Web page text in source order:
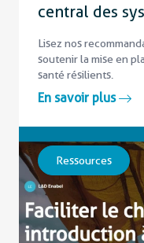
central des
Lisez nos
soutenir la mise en
santé résilients.
En savoir plus
Ressources